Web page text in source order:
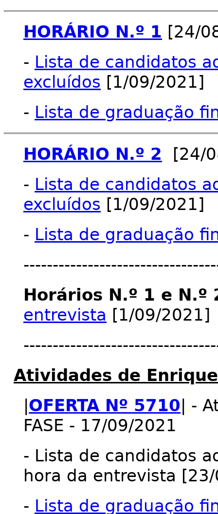
HORÁRIO N.º 1 [24/
- Lista de candidatos
excluídos [1/09/2021]
- Lista de graduação
HORÁRIO N.º 2 [24/
- Lista de candidatos
excluídos [1/09/2021]
- Lista de graduação
Horários N.º 1 e N.º
entrevista [1/09/2021]
Atividades de
OFERTA Nº 5710 | -
FASE - 17/09/2021
- Lista de candidatos
hora da entrevista
- Lista de graduação